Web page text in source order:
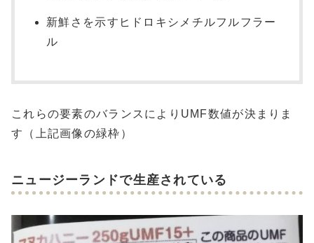
新鮮さを示すヒドロキシメチルフルフラー
ル
これらの要素のバランスによりUMF数値が決まりま
す（上記画像の緑枠）
ニュージーランドで生産されている